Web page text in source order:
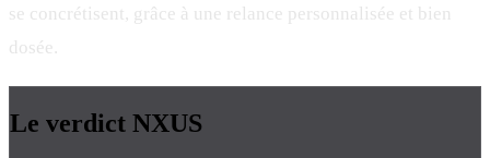
se concrétisent, grâce à une relance personnalisée et bien
dosée.
Le verdict NXUS